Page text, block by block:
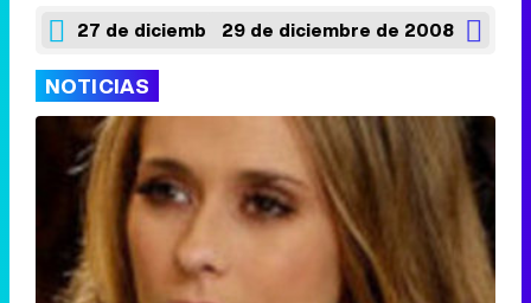
27 de diciembre de 200829 de diciembre de 2008
NOTICIAS